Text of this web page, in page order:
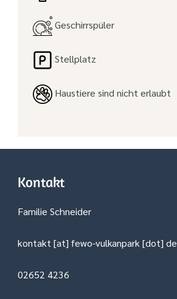
Geschirrspüler
Stellplatz
Haustiere sind nicht erlaubt
Kontakt
Familie Schneider
kontakt [at] fewo-vulkanpark [dot] de
02652 4236